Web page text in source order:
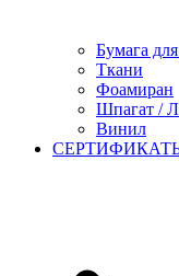
Бумага
Ткани
Фоамиран
Шпагат /
Винил